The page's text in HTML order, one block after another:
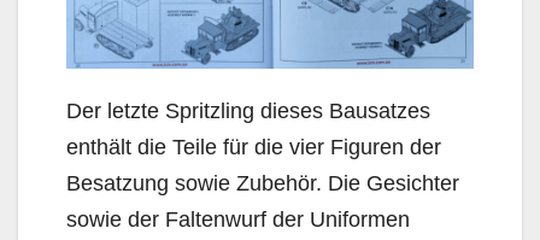
Der letzte Spritzling dieses Bausatzes
enthält die Teile für die vier Figuren der
Besatzung sowie Zubehör. Die Gesichter
sowie der Faltenwurf der Uniformen